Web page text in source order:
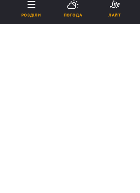
на нас в Google
РОЗДІЛИ ПОГОДА ЛАЙТ